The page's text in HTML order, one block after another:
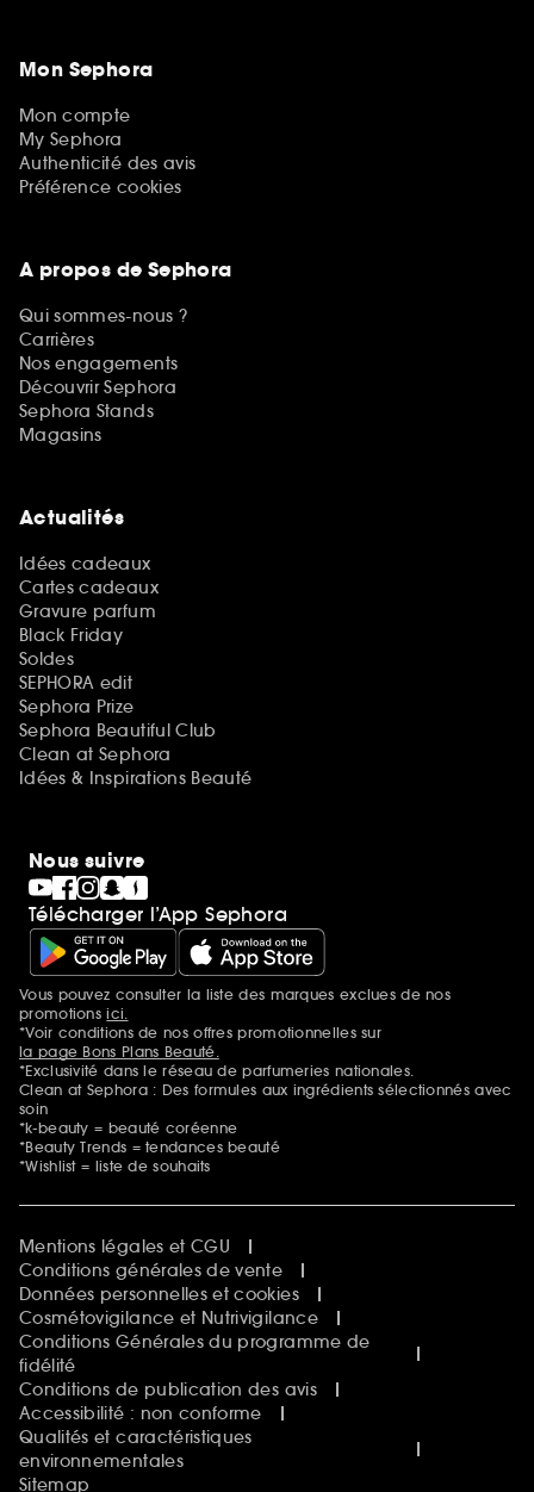
Mon Sephora
Mon compte
My Sephora
Authenticité des avis
Préférence cookies
A propos de Sephora
Qui sommes-nous ?
Carrières
Nos engagements
Découvrir Sephora
Sephora Stands
Magasins
Actualités
Idées cadeaux
Cartes cadeaux
Gravure parfum
Black Friday
Soldes
SEPHORA edit
Sephora Prize
Sephora Beautiful Club
Clean at Sephora
Idées & Inspirations Beauté
Nous suivre
Télécharger l’App Sephora
Mentions additionnelles
Vous pouvez consulter la liste des marques exclues de nos
promotionsici.
*Voir conditions de nos offres promotionnelles sur
la page Bons Plans Beauté.
*Exclusivité dans le réseau de parfumeries nationales.
Clean at Sephora : Des formules aux ingrédients sélectionnés avec
soin
*k-beauty = beauté coréenne
*Beauty Trends = tendances beauté
*Wishlist = liste de souhaits
Mentions légales et CGU
Conditions générales de vente
Données personnelles et cookies
Cosmétovigilance et Nutrivigilance
Conditions Générales du programme de
fidélité
Conditions de publication des avis
Accessibilité : non conforme
Qualités et caractéristiques
environnementales
Sitemap